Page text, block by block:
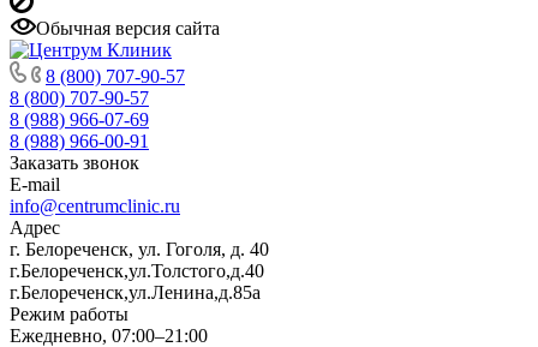
Обычная версия сайта
8 (800) 707-90-57
8 (800) 707-90-57
8 (988) 966-07-69
8 (988) 966-00-91
Заказать звонок
E-mail
info@centrumclinic.ru
Адрес
г. Белореченск, ул. Гоголя, д. 40
г.Белореченск,ул.Толстого,д.40
г.Белореченск,ул.Ленина,д.85а
Режим работы
Ежедневно, 07:00–21:00